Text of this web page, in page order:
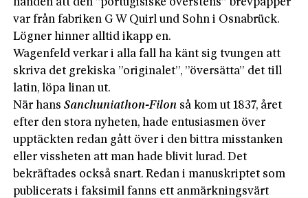
handen att den ”portugisiske överstens” brevpapper
var från fabriken G W Quirl und Sohn i Osnabrück.
Lögner hinner alltid ikapp en.
Wagenfeld verkar i alla fall ha känt sig tvungen att
skriva det grekiska ”originalet”, ”översätta” det till
latin, löpa linan ut.
När hansSanchuniathon-Filon så kom ut 1837, året
efter den stora nyheten, hade entusiasmen över
upptäckten redan gått över i den bittra misstanken
eller vissheten att man hade blivit lurad. Det
bekräftades också snart. Redan i manuskriptet som
publicerats i faksimil fanns ett anmärkningsvärt